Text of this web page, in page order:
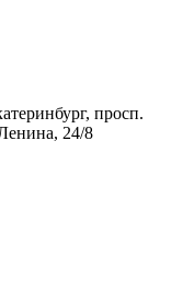
просп.
24/8